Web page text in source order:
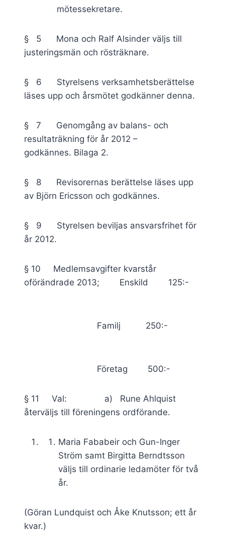
mötessekretare.
§ 5 Mona och Ralf Alsinder väljs till
justeringsmän och rösträknare.
§ 6 Styrelsens verksamhetsberättelse
läses upp och årsmötet godkänner denna.
§ 7 Genomgång av balans- och
resultaträkning för år 2012 –
godkännes. Bilaga 2.
§ 8 Revisorernas berättelse läses upp
av Björn Ericsson och godkännes.
§ 9 Styrelsen beviljas ansvarsfrihet för
år 2012.
§ 10 Medlemsavgifter kvarstår
oförändrade 2013; Enskild 125:-
Familj 250:-
Företag 500:-
§ 11 Val: a) Rune Ahlquist
återväljs till föreningens ordförande.
Maria Fababeir och Gun-Inger
Ström samt Birgitta Berndtsson
väljs till ordinarie ledamöter för två
år.
(Göran Lundquist och Åke Knutsson; ett år
kvar.)